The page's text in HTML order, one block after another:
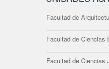
Facultad de
Facultad de Ciencias
Facultad de Ciencias